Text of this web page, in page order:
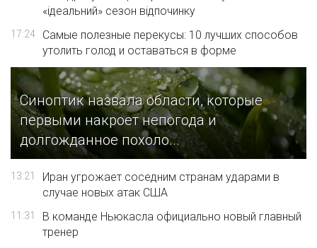
«ідеальний» сезон відпочинку
17:24
Самые полезные перекусы: 10 лучших способов
утолить голод и оставаться в форме
Синоптик назвала области, которые
первыми накроет непогода и
долгожданное похоло...
13:21
Иран угрожает соседним странам ударами в
случае новых атак США
11:31
В команде Ньюкасла официально новый главный
тренер